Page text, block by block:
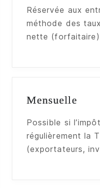
Réservée aux
méthode des
nette
Mensuelle
Possible si
régulièrement la
(exportateurs,